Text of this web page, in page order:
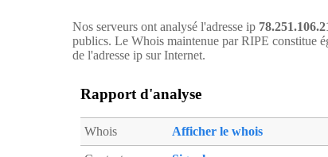
Nos serveurs ont analysé l'adresse ip
publics. Le Whois maintenue par RIPE constitue
de l'adresse ip sur Internet.
Rapport d'analyse
Whois Afficher le whois